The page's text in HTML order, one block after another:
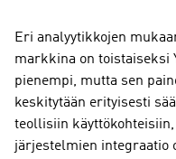
Eri analyytikkojen
markkina on toistaiseksi
pienempi, mutta sen
keskitytään erityisesti
teollisiin
järjestelmien integraatio